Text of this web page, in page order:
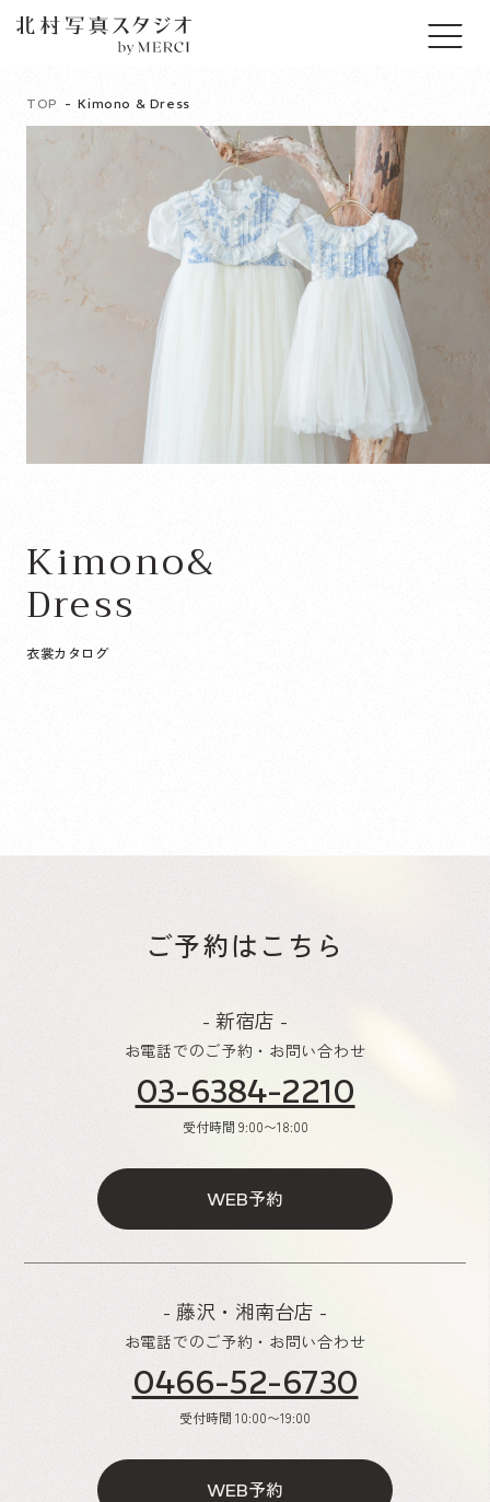
TOP Kimono & Dress
Kimono&
Dress
衣裳カタログ
ご予約はこちら
- 新宿店 -
お電話でのご予約・お問い合わせ
03-6384-2210
受付時間 9:00〜18:00
WEB予約
- 藤沢・湘南台店 -
お電話でのご予約・お問い合わせ
0466-52-6730
受付時間 10:00〜19:00
WEB予約